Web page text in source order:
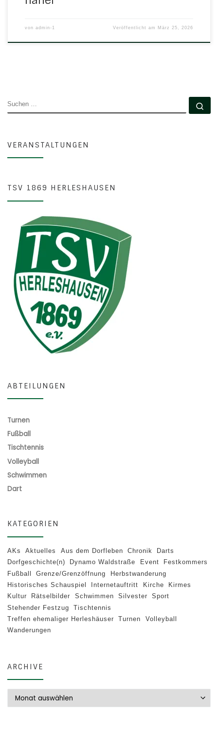
von admin-1 Veröffentlicht am März 25, 2026
SUCHE
VERANSTALTUNGEN
TSV 1869 HERLESHAUSEN
ABTEILUNGEN
Turnen
Fußball
Tischtennis
Volleyball
Schwimmen
Dart
KATEGORIEN
AKs Aktuelles Aus dem Dorfleben Chronik
Darts
Dorfgeschichte(n)
Dynamo Waldstraße Event
Festkommers
Fußball
Grenze/Grenzöffnung
Herbstwanderung
Historisches Schauspiel
Internetauftritt Kirche
Kirmes
Kultur
Rätselbilder Schwimmen Silvester
Sport
Stehender Festzug
Tischtennis
Treffen ehemaliger Herleshäuser
Turnen
Volleyball
Wanderungen
ARCHIVE